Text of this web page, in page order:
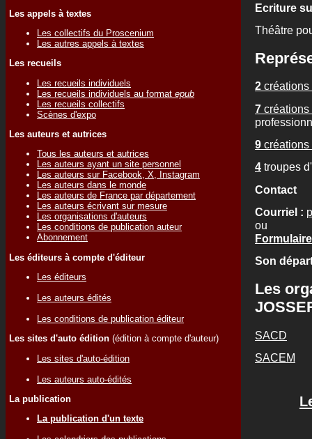
Les appels à textes
Les collectifs du Proscenium
Les autres appels à textes
Les recueils
Les recueils individuels
Les recueils individuels au format epub
Les recueils collectifs
Scènes d'expo
Les auteurs et autrices
Tous les auteurs et autrices
Les auteurs ayant un site personnel
Les auteurs sur Facebook, X, Instagram
Les auteurs dans le monde
Les auteurs de France par département
Les auteurs écrivant sur mesure
Les organisations d'auteurs
Les conditions de publication auteur
Abonnement
Les éditeurs à compte d'éditeur
Les éditeurs
Les auteurs édités
Les conditions de publication éditeur
Les sites d'auto édition (édition à compte d'auteur)
Les sites d'auto-édition
Les auteurs auto-édités
La publication
La publication d'un texte
Ecriture
Théâtre
2 créations
7 créations
9 créations
4 troupes
Contact
Courriel :
ou
Son
Les
SACD
SACEM